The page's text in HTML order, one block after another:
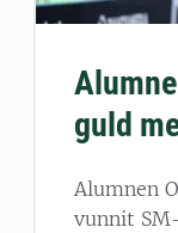
guld
Alumnen
vunnit